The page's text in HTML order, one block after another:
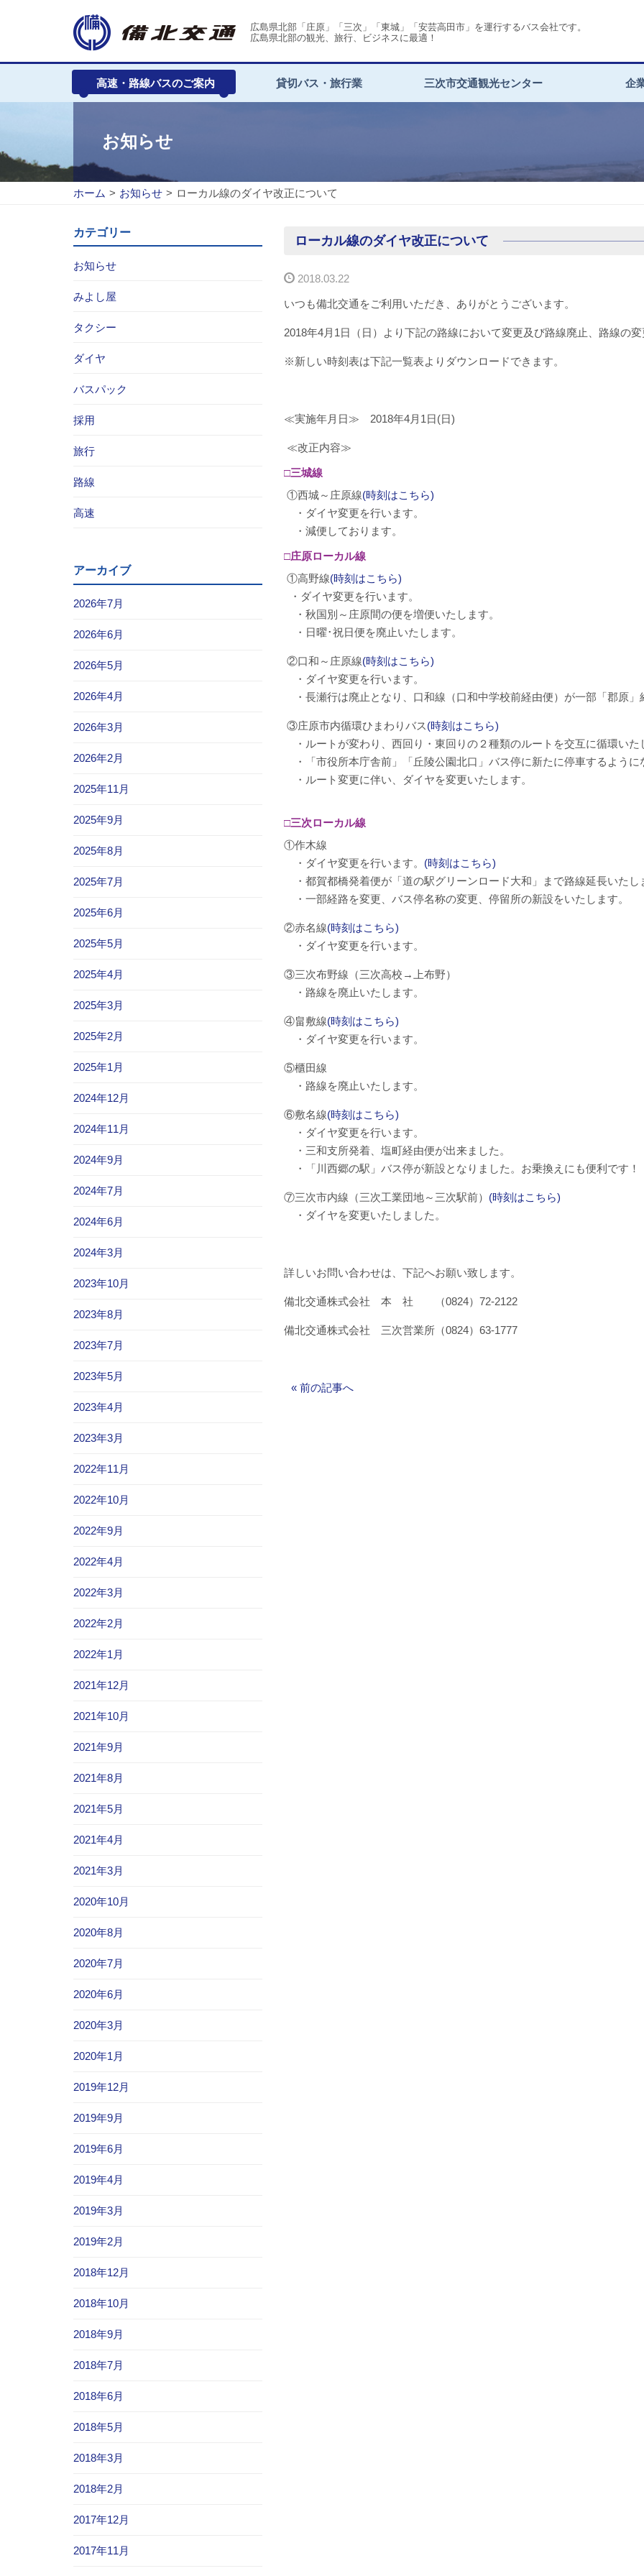
広島県北部「庄原」「三次」「東城」「安芸高田市」を運行するバス会社です。
広島県北部の観光、旅行、ビジネスに最適！
高速・路線バスのご案内 貸切バス・旅行業 三次市交通観光センター 企
お知らせ
ホーム > お知らせ > ローカル線のダイヤ改正について
ローカル線のダイヤ改正について
2018.03.22
いつも備北交通をご利用いただき、ありがとうございます。
2018年4月1日（日）より下記の路線において変更及び路線廃止、路線の変
※新しい時刻表は下記一覧表よりダウンロードできます。
≪実施年月日≫ 2018年4月1日(日)
≪改正内容≫
□三城線
①西城～庄原線(時刻はこちら)
・ダイヤ変更を行います。
・減便しております。
□庄原ローカル線
①高野線(時刻はこちら)
・ダイヤ変更を行います。
・秋国別～庄原間の便を増便いたします。
・日曜･祝日便を廃止いたします。
②口和～庄原線(時刻はこちら)
・ダイヤ変更を行います。
・長瀬行は廃止となり、口和線（口和中学校前経由便）が一部「郡原」
③庄原市内循環ひまわりバス(時刻はこちら)
・ルートが変わり、西回り・東回りの２種類のルートを交互に循環いた
・「市役所本庁舎前」「丘陵公園北口」バス停に新たに停車するように
・ルート変更に伴い、ダイヤを変更いたします。
□三次ローカル線
①作木線
・ダイヤ変更を行います。 (時刻はこちら)
・都賀都橋発着便が「道の駅グリーンロード大和」まで路線延長いたし
・一部経路を変更、バス停名称の変更、停留所の新設をいたします。
②赤名線(時刻はこちら)
・ダイヤ変更を行います。
③三次布野線（三次高校→上布野）
・路線を廃止いたします。
④畠敷線(時刻はこちら)
・ダイヤ変更を行います。
⑤櫃田線
・路線を廃止いたします。
⑥敷名線(時刻はこちら)
・ダイヤ変更を行います。
・三和支所発着、塩町経由便が出来ました。
・「川西郷の駅」バス停が新設となりました。お乗換えにも便利です！
⑦三次市内線（三次工業団地～三次駅前） (時刻はこちら)
・ダイヤを変更いたしました。
詳しいお問い合わせは、下記へお願い致します。
備北交通株式会社 本 社 （0824）72-2122
備北交通株式会社 三次営業所（0824）63-1777
«前の記事へ
カテゴリー
お知らせ
みよし屋
タクシー
ダイヤ
バスパック
採用
旅行
路線
高速
アーカイブ
2026年7月
2026年6月
2026年5月
2026年4月
2026年3月
2026年2月
2025年11月
2025年9月
2025年8月
2025年7月
2025年6月
2025年5月
2025年4月
2025年3月
2025年2月
2025年1月
2024年12月
2024年11月
2024年9月
2024年7月
2024年6月
2024年3月
2023年10月
2023年8月
2023年7月
2023年5月
2023年4月
2023年3月
2022年11月
2022年10月
2022年9月
2022年4月
2022年3月
2022年2月
2022年1月
2021年12月
2021年10月
2021年9月
2021年8月
2021年5月
2021年4月
2021年3月
2020年10月
2020年8月
2020年7月
2020年6月
2020年3月
2020年1月
2019年12月
2019年9月
2019年6月
2019年4月
2019年3月
2019年2月
2018年12月
2018年10月
2018年9月
2018年7月
2018年6月
2018年5月
2018年3月
2018年2月
2017年12月
2017年11月